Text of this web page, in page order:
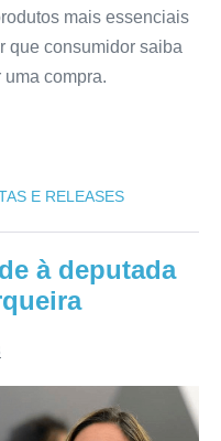
mais essenciais
que consumidor saiba
compra.
E RELEASES
à deputada